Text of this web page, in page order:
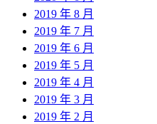
2019 年 8 月
2019 年 7 月
2019 年 6 月
2019 年 5 月
2019 年 4 月
2019 年 3 月
2019 年 2 月